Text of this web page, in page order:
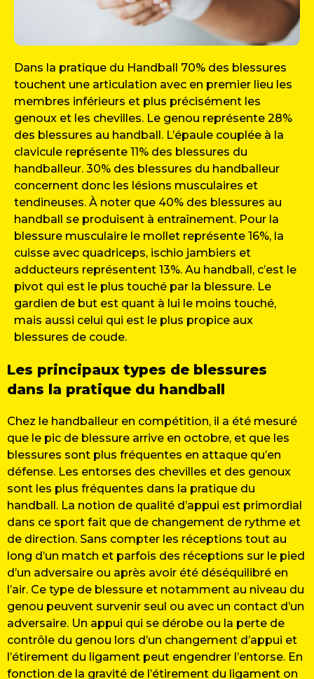
Dans la pratique du Handball 70% des blessures
touchent une articulation avec en premier lieu les
membres inférieurs et plus précisément les
genoux et les chevilles. Le genou représente 28%
des blessures au handball. L’épaule couplée à la
clavicule représente 11% des blessures du
handballeur. 30% des blessures du handballeur
concernent donc les lésions musculaires et
tendineuses. À noter que 40% des blessures au
handball se produisent à entraînement. Pour la
blessure musculaire le mollet représente 16%, la
cuisse avec quadriceps, ischio jambiers et
adducteurs représentent 13%. Au handball, c’est le
pivot qui est le plus touché par la blessure. Le
gardien de but est quant à lui le moins touché,
mais aussi celui qui est le plus propice aux
blessures de coude.
Les principaux types de blessures
dans la pratique du handball
Chez le handballeur en compétition, il a été mesuré
que le pic de blessure arrive en octobre, et que les
blessures sont plus fréquentes en attaque qu’en
défense. Les entorses des chevilles et des genoux
sont les plus fréquentes dans la pratique du
handball. La notion de qualité d’appui est primordial
dans ce sport fait que de changement de rythme et
de direction. Sans compter les réceptions tout au
long d’un match et parfois des réceptions sur le pied
d’un adversaire ou après avoir été déséquilibré en
l’air. Ce type de blessure et notamment au niveau du
genou peuvent survenir seul ou avec un contact d’un
adversaire. Un appui qui se dérobe ou la perte de
contrôle du genou lors d’un changement d’appui et
l’étirement du ligament peut engendrer l’entorse. En
fonction de la gravité de l’étirement du ligament on